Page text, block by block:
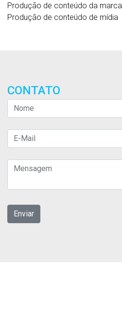
Produção de conteúdo da marca
Produção de conteúdo de mídia
CONTATO